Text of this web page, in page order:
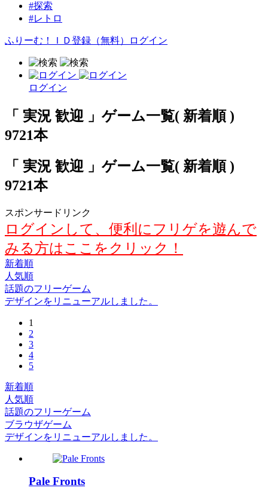
#探索
#レトロ
ふりーむ！ＩＤ登録（無料） ログイン
ログイン
「 実況 歓迎 」ゲーム一覧( 新着順 )
9721本
「 実況 歓迎 」ゲーム一覧( 新着順 )
9721本
スポンサードリンク
ログインして、便利にフリゲを遊んで
みる方はここをクリック！
新着順
人気順
話題のフリーゲーム
デザインをリニューアルしました。
1
2
3
4
5
新着順
人気順
話題のフリーゲーム
ブラウザゲーム
デザインをリニューアルしました。
Pale Fronts